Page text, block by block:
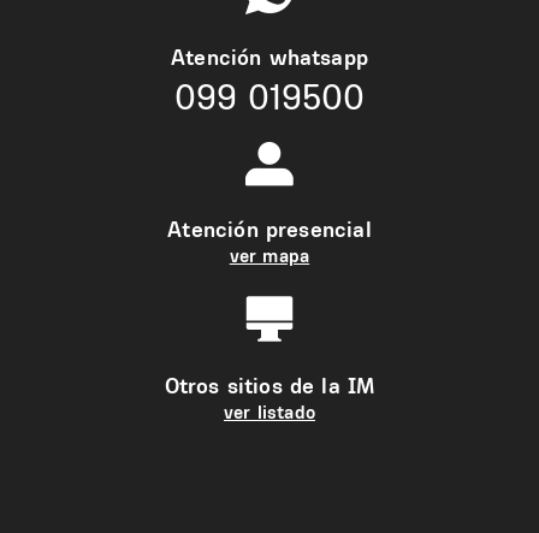
Atención whatsapp
099 019500
Atención presencial
ver mapa
Otros sitios de la IM
ver listado